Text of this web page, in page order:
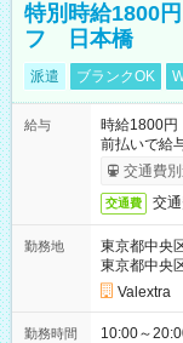
特別時給1800
フ 日本橋
派遣 ブランクOK
給与
時給1800
前払いで給
交通費
交通費 交
勤務地
東京都中央
東京都中央
Valextra
勤務時間
10:00～20:00 実働7.5時間／休憩1.5時間 営業時間に合